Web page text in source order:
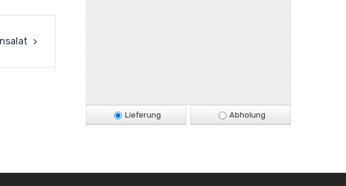
Lieferung Abholung